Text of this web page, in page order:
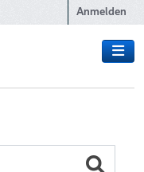
Anmelden